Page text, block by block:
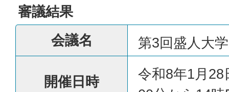
審議結果
会議名
第3回盛人大
開催日時
令和8年1月28